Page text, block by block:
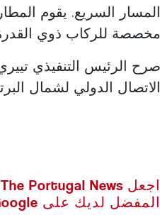
المسار السريع. يقوم
مخصصة للركاب ذوي
الاتصال الدولي لشمال
المفضل لديك على Google